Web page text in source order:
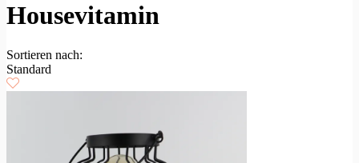
Housevitamin
Sortieren nach:
Standard